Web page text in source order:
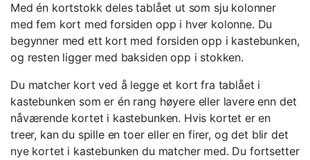
Med én kortstokk deles tablået ut som sju kolonner
med fem kort med forsiden opp i hver kolonne. Du
begynner med ett kort med forsiden opp i kastebunken,
og resten ligger med baksiden opp i stokken.
Du matcher kort ved å legge et kort fra tablået i
kastebunken som er én rang høyere eller lavere enn det
nåværende kortet i kastebunken. Hvis kortet er en
treer, kan du spille en toer eller en firer, og det blir det
nye kortet i kastebunken du matcher med. Du fortsetter